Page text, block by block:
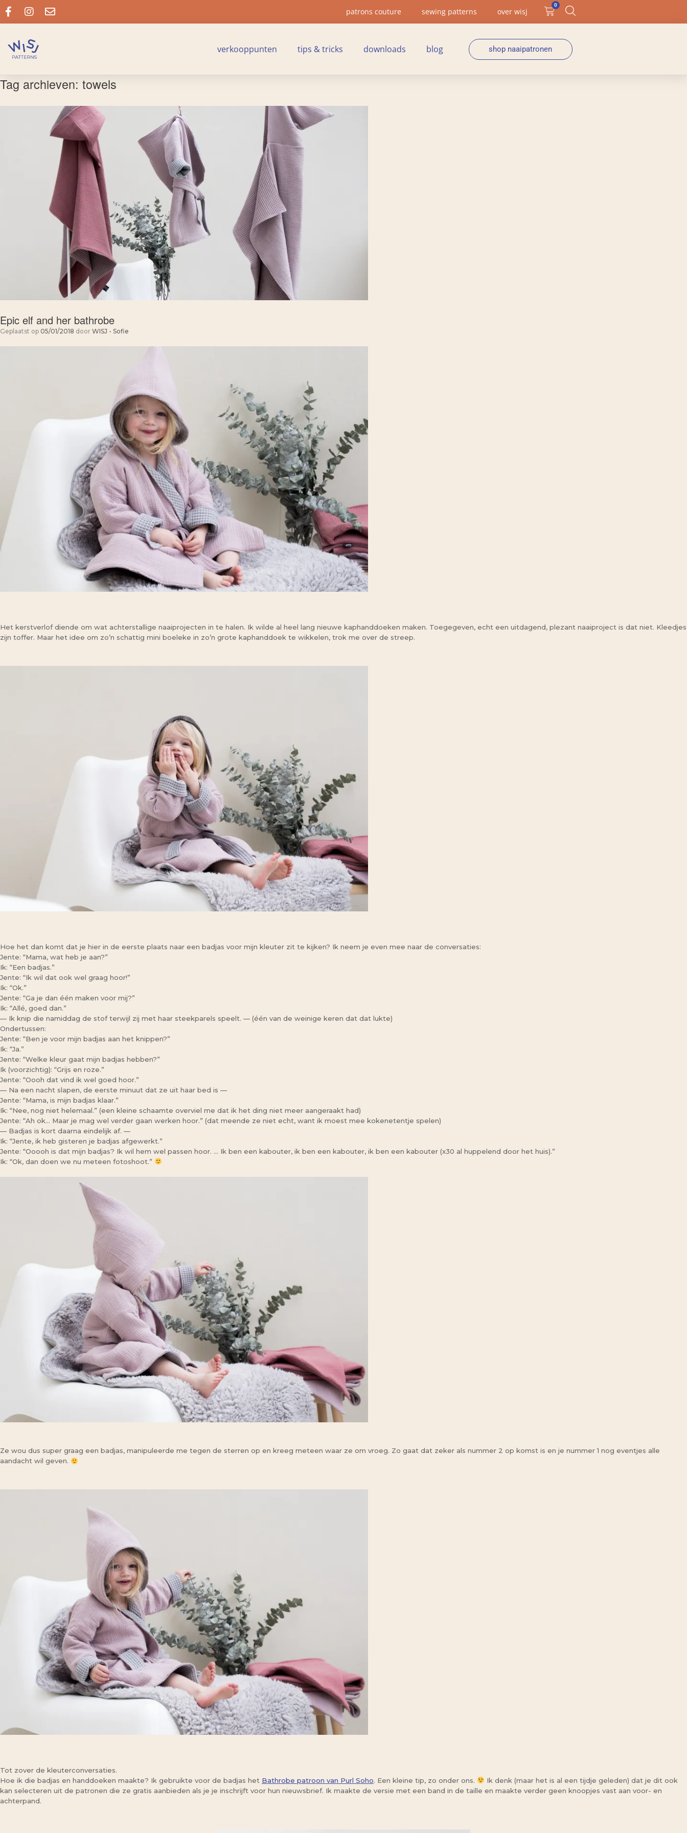
patrons couture sewing patterns over wisj
0
verkooppunten tips & tricks downloads blog shop naaipatronen
Tag archieven: towels
Epic elf and her bathrobe
Geplaatst op 05/01/2018 door WISJ - Sofie
Het kerstverlof diende om wat achterstallige naaiprojecten in te halen. Ik wilde al heel lang nieuwe kaphanddoeken maken. Toegegeven, echt een uitdagend, plezant naaiproject is dat niet. Kleedjes
zijn toffer. Maar het idee om zo’n schattig mini boeleke in zo’n grote kaphanddoek te wikkelen, trok me over de streep.
Hoe het dan komt dat je hier in de eerste plaats naar een badjas voor mijn kleuter zit te kijken? Ik neem je even mee naar de conversaties:
Jente: “Mama, wat heb je aan?”
Ik: “Een badjas.”
Jente: “Ik wil dat ook wel graag hoor!”
Ik: “Ok.”
Jente: “Ga je dan één maken voor mij?”
Ik: “Allé, goed dan.”
— Ik knip die namiddag de stof terwijl zij met haar steekparels speelt. — (één van de weinige keren dat dat lukte)
Ondertussen:
Jente: “Ben je voor mijn badjas aan het knippen?”
Ik: “Ja.”
Jente: “Welke kleur gaat mijn badjas hebben?”
Ik (voorzichtig): “Grijs en roze.”
Jente: “Oooh dat vind ik wel goed hoor.”
— Na een nacht slapen, de eerste minuut dat ze uit haar bed is —
Jente: “Mama, is mijn badjas klaar.”
Ik: “Nee, nog niet helemaal.” (een kleine schaamte overviel me dat ik het ding niet meer aangeraakt had)
Jente: “Ah ok… Maar je mag wel verder gaan werken hoor.” (dat meende ze niet echt, want ik moest mee kokenetentje spelen)
— Badjas is kort daarna eindelijk af. —
Ik: “Jente, ik heb gisteren je badjas afgewerkt.”
Jente: “Ooooh is dat mijn badjas? Ik wil hem wel passen hoor. … Ik ben een kabouter, ik ben een kabouter, ik ben een kabouter (x30 al huppelend door het huis).”
Ik: “Ok, dan doen we nu meteen fotoshoot.”
Ze wou dus super graag een badjas, manipuleerde me tegen de sterren op en kreeg meteen waar ze om vroeg. Zo gaat dat zeker als nummer 2 op komst is en je nummer 1 nog eventjes alle
aandacht wil geven.
Tot zover de kleuterconversaties.
Hoe ik die badjas en handdoeken maakte? Ik gebruikte voor de badjas het Bathrobe patroon van Purl Soho. Een kleine tip, zo onder ons.
Ik denk (maar het is al een tijdje geleden) dat je dit ook
kan selecteren uit de patronen die ze gratis aanbieden als je je inschrijft voor hun nieuwsbrief. Ik maakte de versie met een band in de taille en maakte verder geen knoopjes vast aan voor- en
achterpand.